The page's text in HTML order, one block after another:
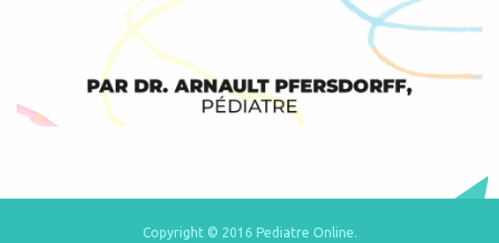
Copyright © 2016 Pediatre Online.